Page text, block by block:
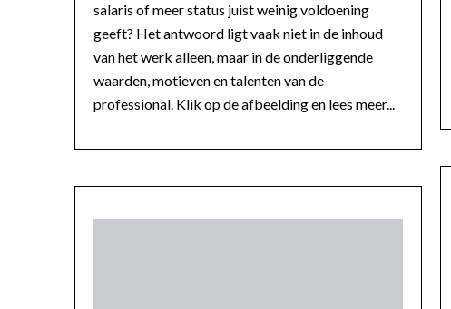
salaris of meer status juist weinig voldoening
geeft? Het antwoord ligt vaak niet in de inhoud
van het werk alleen, maar in de onderliggende
waarden, motieven en talenten van de
professional. Klik op de afbeelding en lees meer...